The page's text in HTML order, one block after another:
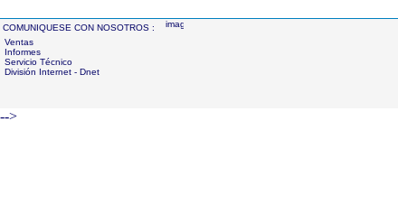
COMUNIQUESE CON NOSOTROS :
Ventas
Informes
Servicio Técnico
División Internet - Dnet
-->